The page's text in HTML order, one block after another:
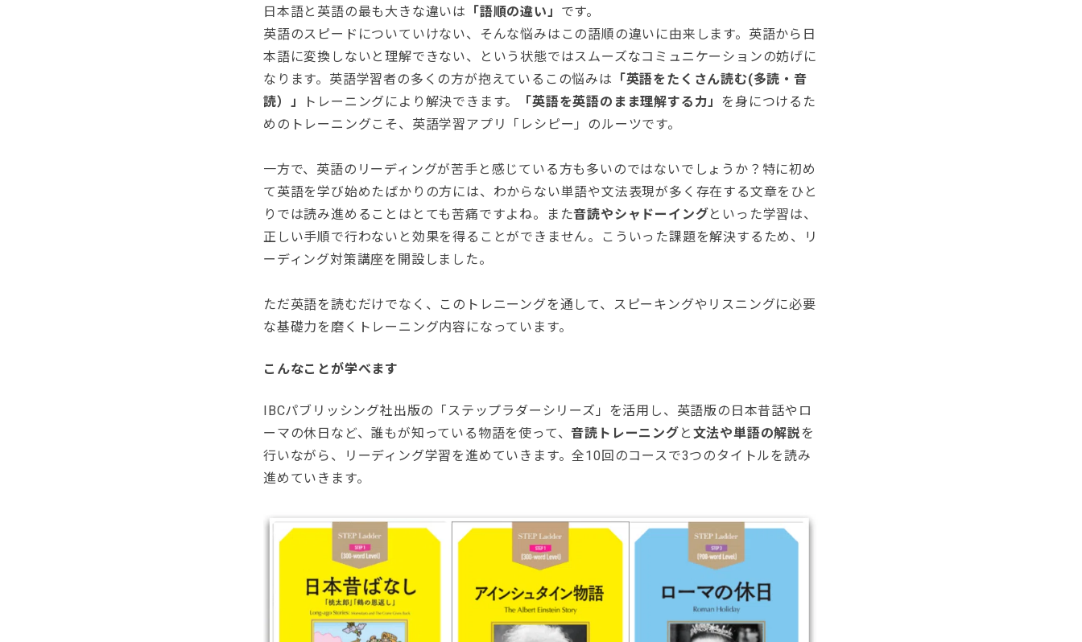
日本語と英語の最も大きな違いは 「語順の違い」 です。
英語のスピードについていけない、そんな悩みはこの語順の違いに由来します。英語から日
本語に変換しないと理解できない、という状態ではスムーズなコミュニケーションの妨げに
なります。英語学習者の多くの方が抱えているこの悩みは 「英語をたくさん読む(多読・音
読）」
トレーニングにより解決できます。 「英語を英語のまま理解する力」 を身につけるた
めのトレーニングこそ、英語学習アプリ「レシピー」のルーツです。
一方で、英語のリーディングが苦手と感じている方も多いのではないでしょうか？特に初め
て英語を学び始めたばかりの方には、わからない単語や文法表現が多く存在する文章をひと
りでは読み進めることはとても苦痛ですよね。また音読やシャドーイング といった学習は、
正しい手順で行わないと効果を得ることができません。こういった課題を解決するため、リ
ーディング対策講座を開設しました。
ただ英語を読むだけでなく、このトレニーングを通して、スピーキングやリスニングに必要
な基礎力を磨くトレーニング内容になっています。
こんなことが学べます
IBCパブリッシング社出版の「ステップラダーシリーズ」を活用し、英語版の日本昔話やロ
ーマの休日など、誰もが知っている物語を使って、音読トレーニング と 文法や単語の解説 を
行いながら、リーディング学習を進めていきます。全10回のコースで3つのタイトルを読み
進めていきます。